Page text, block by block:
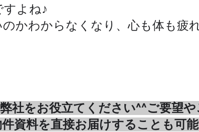
よね♪
かわからなくなり、心も体も疲
社をお役立てください^^ご要望
資料を直接お届けすることも可